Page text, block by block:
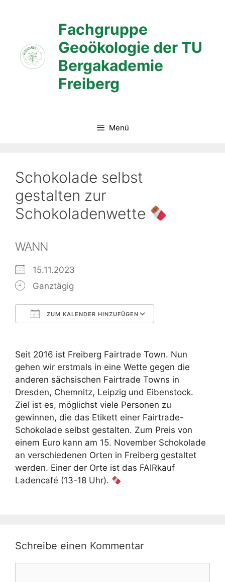
Fachgruppe
Geoökologie der TU
Bergakademie
Freiberg
Menü
Schokolade selbst
gestalten zur
Schokoladenwette
WANN
15.11.2023
Ganztägig
ZUM KALENDER HINZUFÜGEN
Seit 2016 ist Freiberg Fairtrade Town. Nun
gehen wir erstmals in eine Wette gegen die
anderen sächsischen Fairtrade Towns in
Dresden, Chemnitz, Leipzig und Eibenstock.
Ziel ist es, möglichst viele Personen zu
gewinnen, die das Etikett einer Fairtrade-
Schokolade selbst gestalten. Zum Preis von
einem Euro kann am 15. November Schokolade
an verschiedenen Orten in Freiberg gestaltet
werden. Einer der Orte ist das FAIRkauf
Ladencafé (13-18 Uhr).
Schreibe einen Kommentar